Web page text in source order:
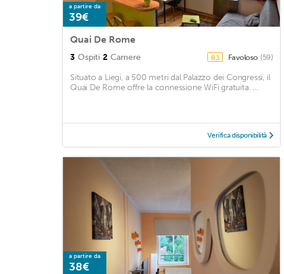
a partire da
39€
Quai De Rome
3 Ospiti 2 Camere 8,1 Favoloso (59)
Situato a Liegi, a 500 metri dal Palazzo dei Congressi, il
Quai De Rome offre la connessione WiFi gratuita. ...
Verifica disponibilità
a partire da
38€